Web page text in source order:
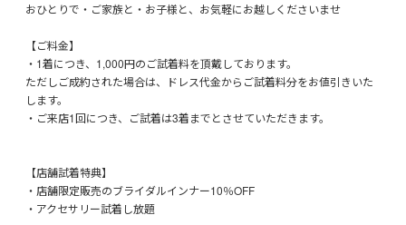
おひとりで・ご家族と・お子様と、お気軽にお越しくださいませ
【ご料金】
・1着につき、1,000円のご試着料を頂戴しております。
ただしご成約された場合は、ドレス代金からご試着料分をお値引きいた
します。
・ご来店1回につき、ご試着は3着までとさせていただきます。
【店舗試着特典】
・店舗限定販売のブライダルインナー10％OFF
・アクセサリー試着し放題